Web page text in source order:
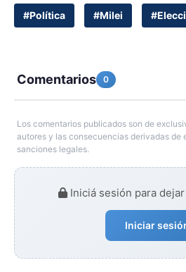
#Política #Milei
Comentarios 0
Los comentarios publicados son de
autores y las consecuencias derivadas de
sanciones legales.
Iniciá sesión para
Iniciar